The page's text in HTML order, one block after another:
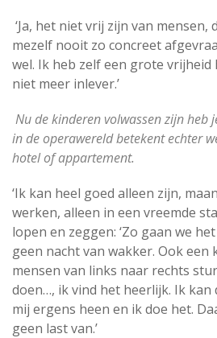
‘Ja, het niet vrij zijn van
mezelf nooit zo concreet
wel. Ik heb zelf een grote
niet meer inlever.’
Nu de kinderen volwassen zijn heb
in de operawereld betekent echter
hotel of appartement.
‘Ik kan heel goed alleen zijn,
werken, alleen in een vreemde
lopen en zeggen: ‘Zo gaan we
geen nacht van wakker. Ook een
mensen van links naar rechts
doen…, ik vind het heerlijk. Ik kan
mij ergens heen en ik doe het.
geen last van.’